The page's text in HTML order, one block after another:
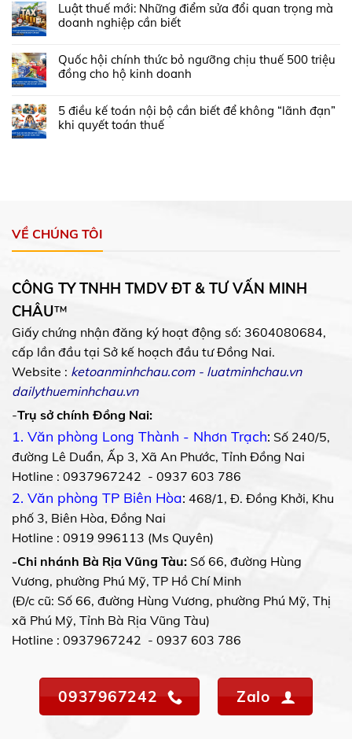
Luật thuế mới: Những điểm sửa đổi quan trọng mà
doanh nghiệp cần biết
Quốc hội chính thức bỏ ngưỡng chịu thuế 500 triệu
đồng cho hộ kinh doanh
5 điều kế toán nội bộ cần biết để không “lãnh đạn”
khi quyết toán thuế
VỀ CHÚNG TÔI
CÔNG TY TNHH TMDV ĐT & TƯ VẤN MINH
CHÂU™
Giấy chứng nhận đăng ký hoạt động số: 3604080684,
cấp lần đầu tại Sở kế hoạch đầu tư Đồng Nai.
Website : ketoanminhchau.com- luatminhchau.vn
dailythueminhchau.vn
-Trụ sở chính Đồng Nai:
1. Văn phòng Long Thành - Nhơn Trạch: Số 240/5,
đường Lê Duẩn, Ấp 3, Xã An Phước, Tỉnh Đồng Nai
Hotline : 0937967242 - 0937 603 786
2. Văn phòng TP Biên Hòa: 468/1, Đ. Đồng Khởi, Khu
phố 3, Biên Hòa, Đồng Nai
Hotline : 0919 996113 (Ms Quyên)
-Chi nhánh Bà Rịa Vũng Tàu: Số 66, đường Hùng
Vương, phường Phú Mỹ, TP Hồ Chí Minh
(Đ/c cũ: Số 66, đường Hùng Vương, phường Phú Mỹ, Thị
xã Phú Mỹ, Tỉnh Bà Rịa Vũng Tàu)
Hotline : 0937967242 - 0937 603 786
0937967242 Zalo